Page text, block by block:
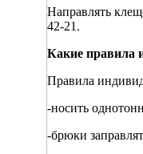
Направлять
42-21.
Какие правила
Правила
-носить
-брюки